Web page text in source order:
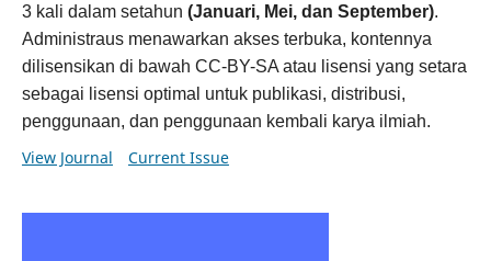
3 kali dalam setahun (Januari, Mei, dan September).
Administraus menawarkan akses terbuka, kontennya
dilisensikan di bawah CC-BY-SA atau lisensi yang setara
sebagai lisensi optimal untuk publikasi, distribusi,
penggunaan, dan penggunaan kembali karya ilmiah.
View Journal Current Issue